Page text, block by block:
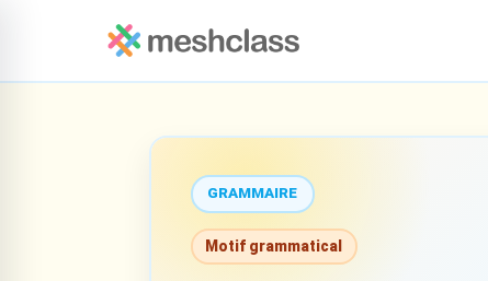
GRAMMAIRE
Motif grammatical